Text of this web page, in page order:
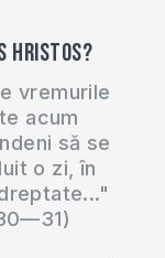
Hristos?
vremurile
acum
să se
o zi, în